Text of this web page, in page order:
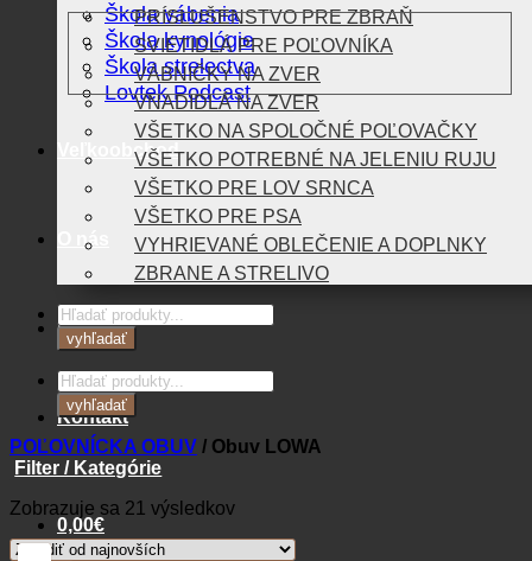
Škola vábenia
Škola kynológie
Škola strelectva
Lovtek Podcast
Veľkoobchod
O nás
Blog
Kontakt
0,00€
PRÍSLUŠENSTVO PRE ZBRAŇ
SVIETIDLÁ PRE POĽOVNÍKA
VÁBNIČKY NA ZVER
VNADIDLÁ NA ZVER
VŠETKO NA SPOLOČNÉ POĽOVAČKY
VŠETKO POTREBNÉ NA JELENIU RUJU
VŠETKO PRE LOV SRNCA
VŠETKO PRE PSA
VYHRIEVANÉ OBLEČENIE A DOPLNKY
ZBRANE A STRELIVO
Products
search
vyhľadať
Products
search
vyhľadať
POĽOVNÍCKA OBUV / Obuv LOWA
Filter / Kategórie
Zobrazuje sa 21 výsledkovZoradené
najnovších